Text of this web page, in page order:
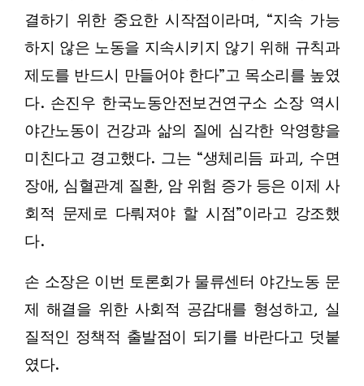
결하기 위한 중요한 시작점이라며, “지속 가능
하지 않은 노동을 지속시키지 않기 위해 규칙과
제도를 반드시 만들어야 한다”고 목소리를 높였
다. 손진우 한국노동안전보건연구소 소장 역시
야간노동이 건강과 삶의 질에 심각한 악영향을
미친다고 경고했다. 그는 “생체리듬 파괴, 수면
장애, 심혈관계 질환, 암 위험 증가 등은 이제 사
회적 문제로 다뤄져야 할 시점”이라고 강조했
다.
손 소장은 이번 토론회가 물류센터 야간노동 문
제 해결을 위한 사회적 공감대를 형성하고, 실
질적인 정책적 출발점이 되기를 바란다고 덧붙
였다.